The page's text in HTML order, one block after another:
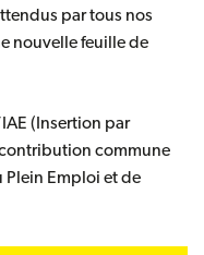
par tous nos
nouvelle feuille de
(Insertion par
contribution commune
Plein Emploi et de